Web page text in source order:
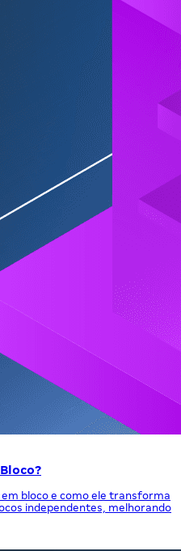
bloco e como ele transforma
independentes, melhorando